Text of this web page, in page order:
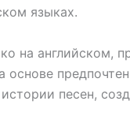
языках.
на английском,
песен,